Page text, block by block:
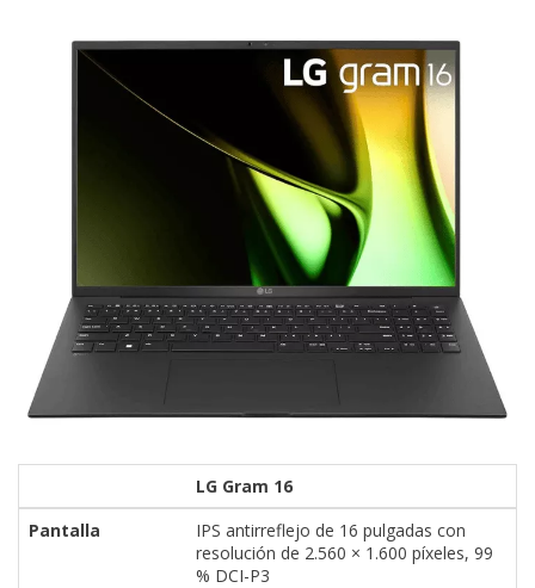
LG Gram 16
Pantalla
IPS antirreflejo de 16 pulgadas con
resolución de 2.560 × 1.600 píxeles, 99
% DCI-P3